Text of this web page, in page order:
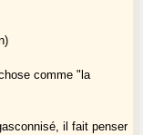
comme "la
il fait penser